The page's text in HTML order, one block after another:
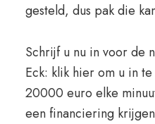
gesteld, dus pak die
Schrijf u nu in voor de
Eck: klik hier om u in
20000 euro elke
een financiering